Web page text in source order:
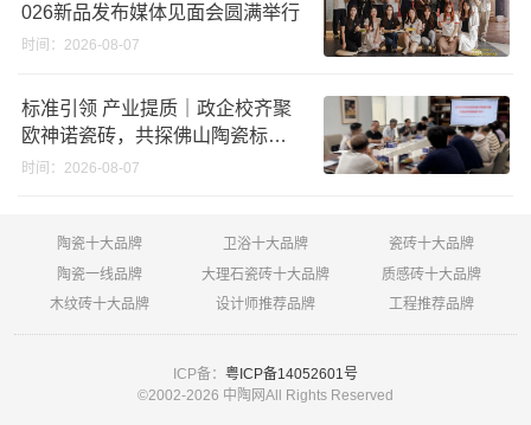
026新品发布媒体见面会圆满举行
时间：2026-08-07
标准引领 产业提质｜政企校齐聚
欧神诺瓷砖，共探佛山陶瓷标准
化发展新路径
时间：2026-08-07
陶瓷十大品牌 卫浴十大品牌
瓷砖十大品牌
陶瓷一线品牌
大理石瓷砖十大品牌
质感砖十大品牌
木纹砖十大品牌
设计师推荐品牌 工程推荐品牌
ICP备： 粤ICP备14052601号
©2002-2026 中陶网All Rights Reserved